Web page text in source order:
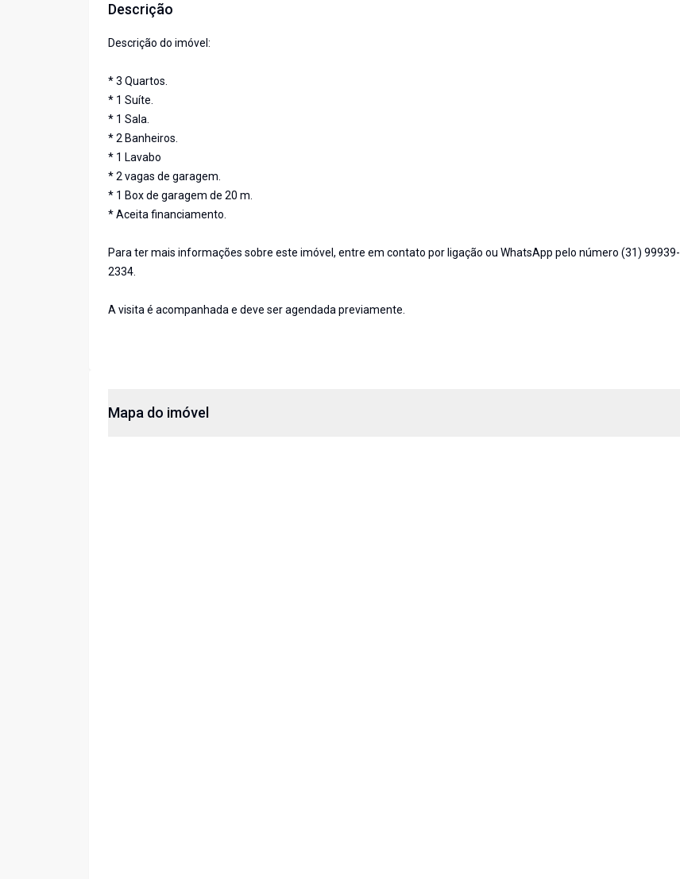
Descrição
Descrição do imóvel:
* 3 Quartos.
* 1 Suíte.
* 1 Sala.
* 2 Banheiros.
* 1 Lavabo
* 2 vagas de garagem.
* 1 Box de garagem de 20 m.
* Aceita financiamento.
Para ter mais informações sobre este imóvel, entre em contato por ligação ou WhatsApp pelo número (31) 99939-
2334.
A visita é acompanhada e deve ser agendada previamente.
Mapa do imóvel